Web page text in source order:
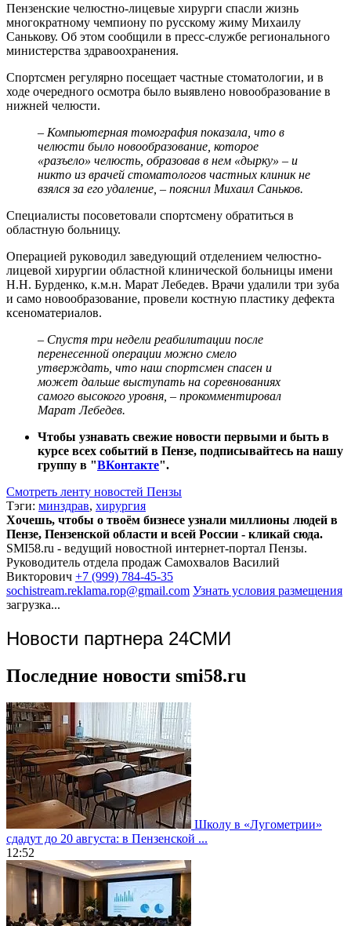
Пензенские челюстно-лицевые хирурги спасли жизнь
многократному чемпиону по русскому жиму Михаилу
Санькову. Об этом сообщили в пресс-службе регионального
министерства здравоохранения.
Спортсмен регулярно посещает частные стоматологии, и в
ходе очередного осмотра было выявлено новообразование в
нижней челюсти.
– Компьютерная томография показала, что в
челюсти было новообразование, которое
«разъело» челюсть, образовав в нем «дырку» – и
никто из врачей стоматологов частных клиник не
взялся за его удаление, – пояснил Михаил Саньков.
Специалисты посоветовали спортсмену обратиться в
областную больницу.
Операцией руководил заведующий отделением челюстно-
лицевой хирургии областной клинической больницы имени
Н.Н. Бурденко, к.м.н. Марат Лебедев. Врачи удалили три зуба
и само новообразование, провели костную пластику дефекта
ксеноматериалов.
– Спустя три недели реабилитации после
перенесенной операции можно смело
утверждать, что наш спортсмен спасен и
может дальше выступать на соревнованиях
самого высокого уровня, – прокомментировал
Марат Лебедев.
Чтобы узнавать свежие новости первыми и быть в
курсе всех событий в Пензе, подписывайтесь на нашу
группу в "ВКонтакте".
Смотреть ленту новостей Пензы
Тэги: минздрав, хирургия
Хочешь, чтобы о твоём бизнесе узнали миллионы людей в
Пензе, Пензенской области и всей России - кликай сюда.
SMI58.ru - ведущий новостной интернет-портал Пензы.
Руководитель отдела продаж Самохвалов Василий
Викторович +7 (999) 784-45-35
sochistream.reklama.rop@gmail.com Узнать условия размещения
загрузка...
Новости партнера 24СМИ
Последние новости smi58.ru
Школу в «Лугометрии»
сдадут до 20 августа: в Пензенской ...
12:52